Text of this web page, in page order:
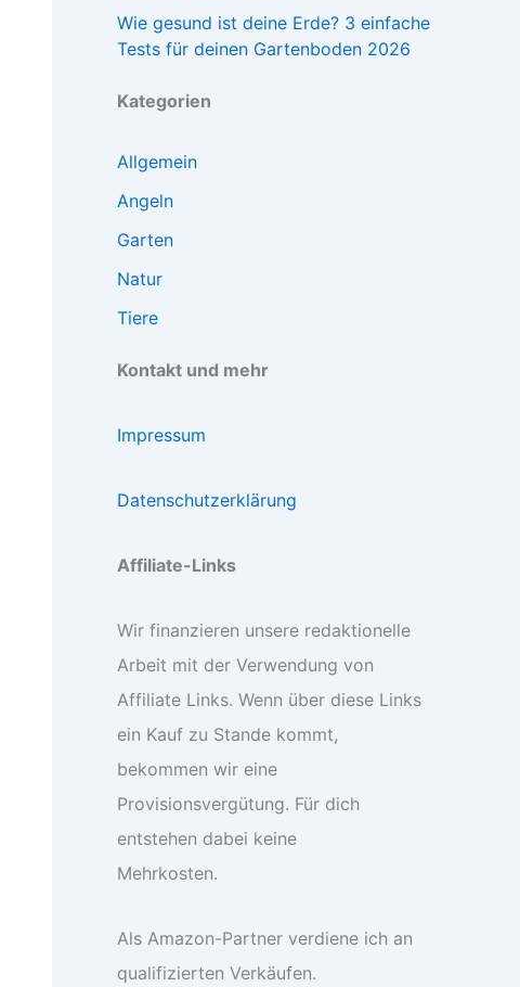
Wie gesund ist deine Erde? 3 einfache
Tests für deinen Gartenboden 2026
Kategorien
Allgemein
Angeln
Garten
Natur
Tiere
Kontakt und mehr
Impressum
Datenschutzerklärung
Affiliate-Links
Wir finanzieren unsere redaktionelle
Arbeit mit der Verwendung von
Affiliate Links. Wenn über diese Links
ein Kauf zu Stande kommt,
bekommen wir eine
Provisionsvergütung. Für dich
entstehen dabei keine
Mehrkosten.
Als Amazon-Partner verdiene ich an
qualifizierten Verkäufen.